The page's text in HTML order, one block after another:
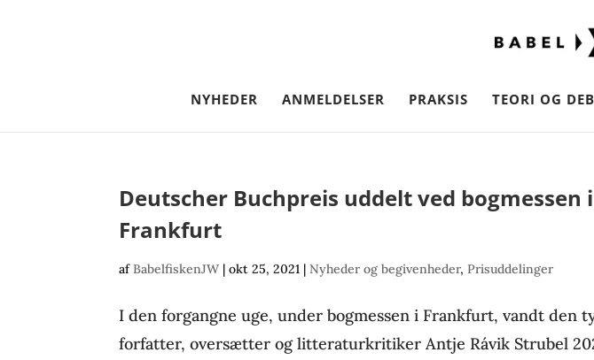
NYHEDER ANMELDELSER PRAKSIS TEORI OG
Deutscher Buchpreis uddelt ved bogmessen i
Frankfurt
afBabelfiskenJW |okt 25, 2021 |Nyheder og begivenheder,Prisuddelinger
I den forgangne uge, under bogmessen i Frankfurt, vandt den
forfatter, oversætter og litteraturkritiker Antje Rávik Strubel